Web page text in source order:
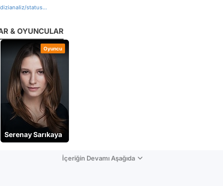
status...
& OYUNCULAR
Oyuncu
Serenay Sarıkaya
İçeriğin Devamı Aşağıda